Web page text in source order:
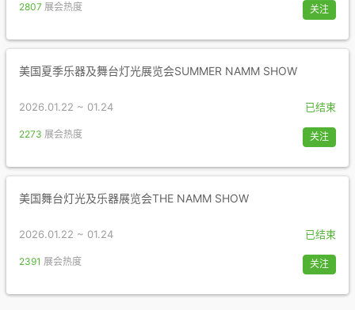
2807 展会热度 关注
美国夏季乐器及舞台灯光展览会SUMMER NAMM SHOW
2026.01.22 ~ 01.24 已结束
2273 展会热度 关注
美国舞台灯光及乐器展览会THE NAMM SHOW
2026.01.22 ~ 01.24 已结束
2391 展会热度 关注